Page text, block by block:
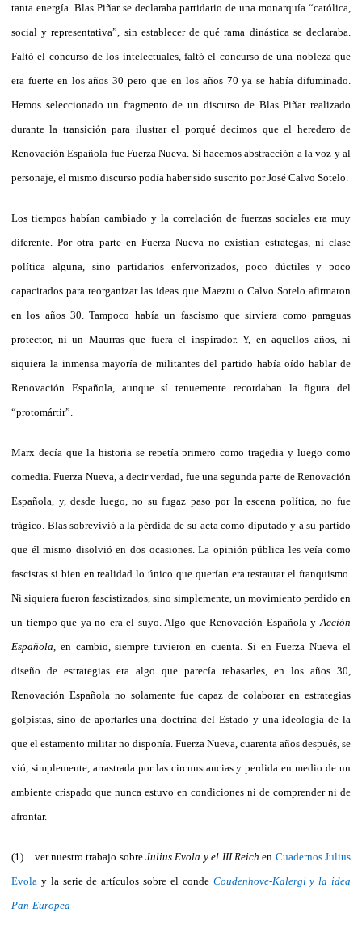
tanta energía. Blas Piñar se declaraba partidario de una monarquía “católica,
social y representativa”, sin establecer de qué rama dinástica se declaraba.
Faltó el concurso de los intelectuales, faltó el concurso de una nobleza que
era fuerte en los años 30 pero que en los años 70 ya se había difuminado.
Hemos seleccionado un fragmento de un discurso de Blas Piñar realizado
durante la transición para ilustrar el porqué decimos que el heredero de
Renovación Española fue Fuerza Nueva. Si hacemos abstracción a la voz y al
personaje, el mismo discurso podía haber sido suscrito por José Calvo Sotelo.
Los tiempos habían cambiado y la correlación de fuerzas sociales era muy
diferente. Por otra parte en Fuerza Nueva no existían estrategas, ni clase
política alguna, sino partidarios enfervorizados, poco dúctiles y poco
capacitados para reorganizar las ideas que Maeztu o Calvo Sotelo afirmaron
en los años 30. Tampoco había un fascismo que sirviera como paraguas
protector, ni un Maurras que fuera el inspirador. Y, en aquellos años, ni
siquiera la inmensa mayoría de militantes del partido había oído hablar de
Renovación Española, aunque sí tenuemente recordaban la figura del
“protomártir”.
Marx decía que la historia se repetía primero como tragedia y luego como
comedia. Fuerza Nueva, a decir verdad, fue una segunda parte de Renovación
Española, y, desde luego, no su fugaz paso por la escena política, no fue
trágico. Blas sobrevivió a la pérdida de su acta como diputado y a su partido
que él mismo disolvió en dos ocasiones. La opinión pública les veía como
fascistas si bien en realidad lo único que querían era restaurar el franquismo.
Ni siquiera fueron fascistizados, sino simplemente, un movimiento perdido en
un tiempo que ya no era el suyo. Algo que Renovación Española y Acción
Española , en cambio, siempre tuvieron en cuenta. Si en Fuerza Nueva el
diseño de estrategias era algo que parecía rebasarles, en los años 30,
Renovación Española no solamente fue capaz de colaborar en estrategias
golpistas, sino de aportarles una doctrina del Estado y una ideología de la
que el estamento militar no disponía. Fuerza Nueva, cuarenta años después, se
vió, simplemente, arrastrada por las circunstancias y perdida en medio de un
ambiente crispado que nunca estuvo en condiciones ni de comprender ni de
afrontar.
(1) ver nuestro trabajo sobre Julius Evola y el III Reich en Cuadernos Julius
Evola y la serie de artículos sobre el conde Coudenhove-Kalergi y la idea
Pan-Europea